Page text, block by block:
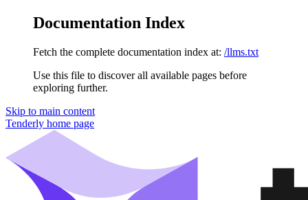
Documentation Index
Fetch the complete documentation index at: /llms.txt
Use this file to discover all available pages before
exploring further.
Skip to main content
Tenderly home page